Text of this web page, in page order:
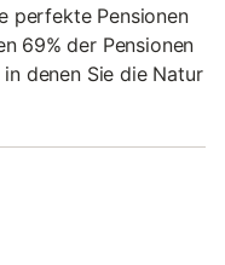
perfekte Pensionen
69% der Pensionen
denen Sie die Natur